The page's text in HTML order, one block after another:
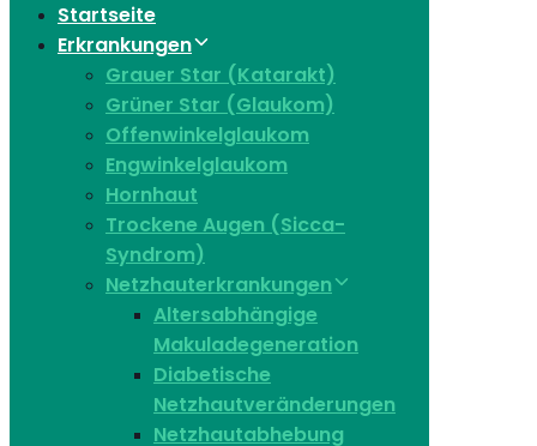
Startseite
Erkrankungen
Grauer Star (Katarakt)
Grüner Star (Glaukom)
Offenwinkelglaukom
Engwinkelglaukom
Hornhaut
Trockene Augen (Sicca-
Syndrom)
Netzhauterkrankungen
Altersabhängige
Makuladegeneration
Diabetische
Netzhautveränderungen
Netzhautabhebung